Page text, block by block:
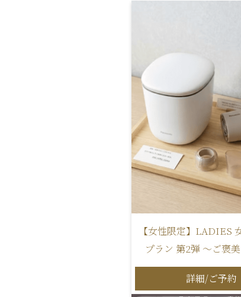
【女性限定】LADIES
プラン 第2弾 ～ご褒
詳細/ご予約